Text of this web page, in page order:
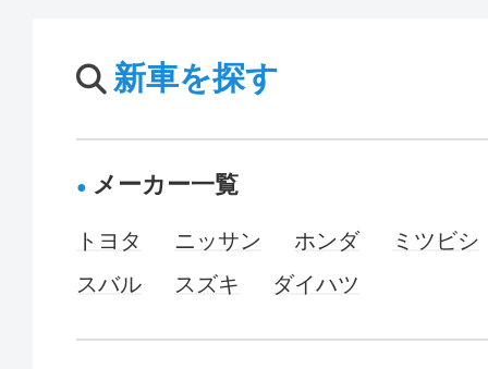
新車を探す
メーカー一覧
トヨタ ニッサン ホンダ
ミツビシ
スバル
スズキ ダイハツ